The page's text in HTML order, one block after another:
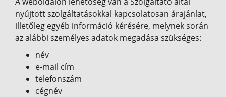
nyújtott szolgáltatásokkal kapcsolatosan árajánlat,
illetőleg egyéb információ kérésére, melynek során
az alábbi személyes adatok megadása szükséges:
név
e-mail cím
telefonszám
cégnév